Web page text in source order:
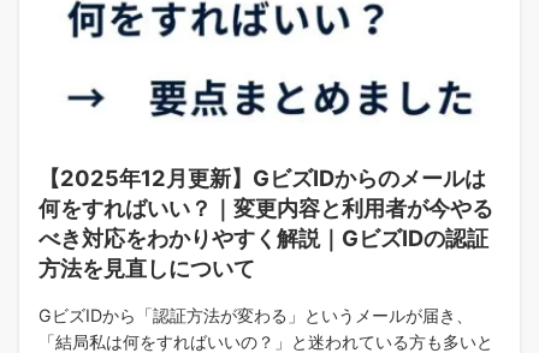
【2025年12月更新】GビズIDからのメールは
何をすればいい？｜変更内容と利用者が今やる
べき対応をわかりやすく解説｜GビズIDの認証
方法を見直しについて
GビズIDから「認証方法が変わる」というメールが届き、
「結局私は何をすればいいの？」と迷われている方も多いと